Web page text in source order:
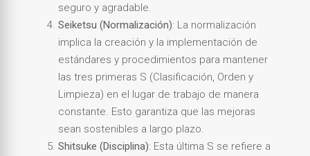
seguro y agradable.
Seiketsu (Normalización): La normalización
implica la creación y la implementación de
estándares y procedimientos para mantener
las tres primeras S (Clasificación, Orden y
Limpieza) en el lugar de trabajo de manera
constante. Esto garantiza que las mejoras
sean sostenibles a largo plazo.
Shitsuke (Disciplina): Esta última S se refiere a